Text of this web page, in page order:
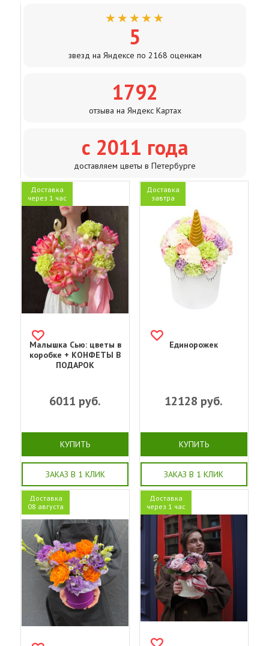
★★★★★
5
звезд на Яндексе по 2168 оценкам
1792
отзыва на Яндекс Картах
с 2011 года
доставляем цветы в Петербурге
Доставка
через 1 час
Малышка Сью: цветы в
коробке + КОНФЕТЫ В
ПОДАРОК
6011 руб.
КУПИТЬ
ЗАКАЗ В 1 КЛИК
Доставка
завтра
Единорожек
12128 руб.
КУПИТЬ
ЗАКАЗ В 1 КЛИК
Доставка
08 августа
Доставка
через 1 час